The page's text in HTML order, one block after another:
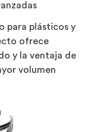
para plásticos y
ofrece
y la ventaja de
volumen